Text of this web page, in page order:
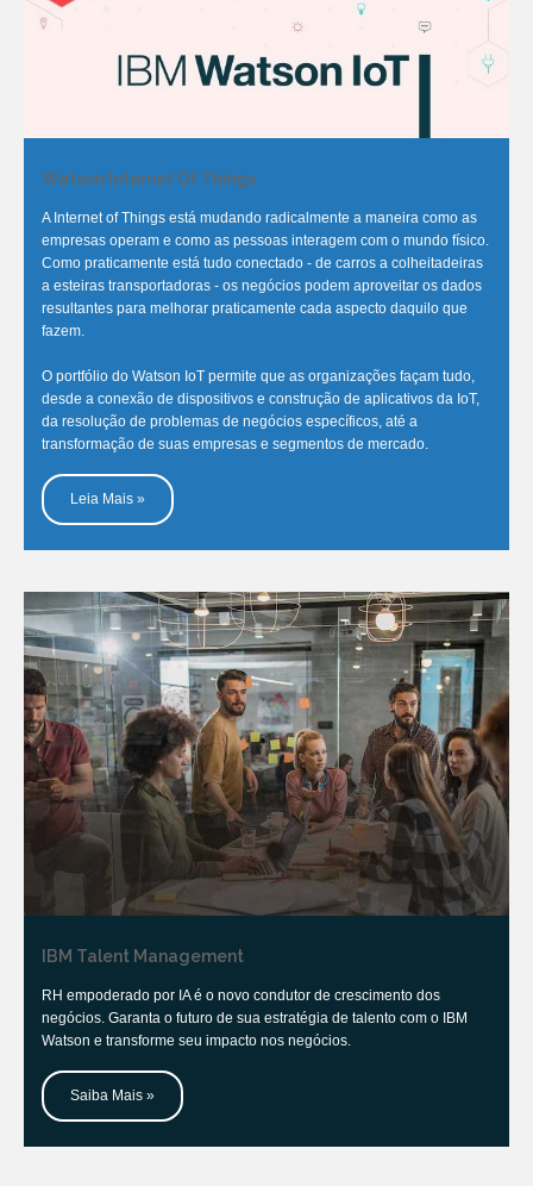
Watson Internet Of Things
A Internet of Things está mudando radicalmente a maneira como as
empresas operam e como as pessoas interagem com o mundo físico.
Como praticamente está tudo conectado - de carros a colheitadeiras
a esteiras transportadoras - os negócios podem aproveitar os dados
resultantes para melhorar praticamente cada aspecto daquilo que
fazem.
O portfólio do Watson IoT permite que as organizações façam tudo,
desde a conexão de dispositivos e construção de aplicativos da IoT,
da resolução de problemas de negócios específicos, até a
transformação de suas empresas e segmentos de mercado.
Leia Mais »
IBM Talent Management
RH empoderado por IA é o novo condutor de crescimento dos
negócios. Garanta o futuro de sua estratégia de talento com o IBM
Watson e transforme seu impacto nos negócios.
Saiba Mais »